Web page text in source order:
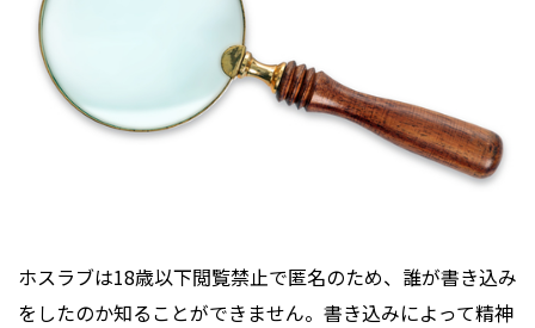
ホスラブは18歳以下閲覧禁止で匿名のため、誰が書き込み
をしたのか知ることができません。書き込みによって精神